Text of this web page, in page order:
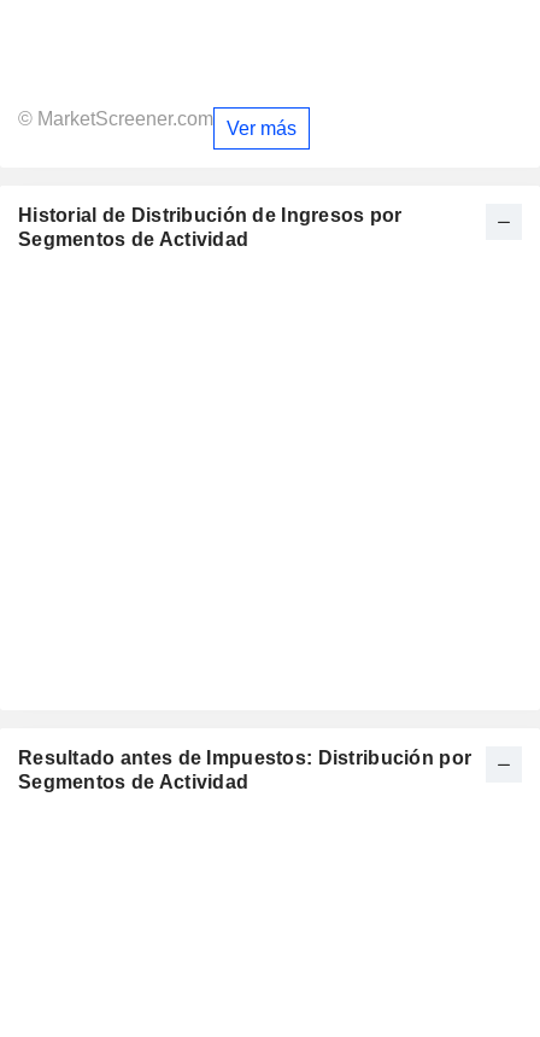
© MarketScreener.com Ver más
Historial de Distribución de Ingresos por
Segmentos de Actividad
Resultado antes de Impuestos: Distribución por
Segmentos de Actividad